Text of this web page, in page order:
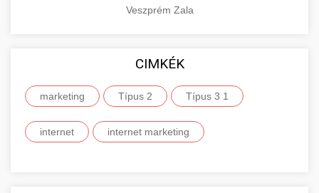
Veszprém Zala
CIMKÉK
marketing Típus 2 Típus 3 1
internet internet marketing